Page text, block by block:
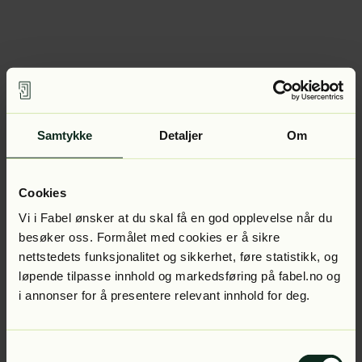
Samtykke Detaljer Om
Cookies
Vi i Fabel ønsker at du skal få en god opplevelse når du
besøker oss. Formålet med cookies er å sikre
nettstedets funksjonalitet og sikkerhet, føre statistikk, og
løpende tilpasse innhold og markedsføring på fabel.no og
i annonser for å presentere relevant innhold for deg.